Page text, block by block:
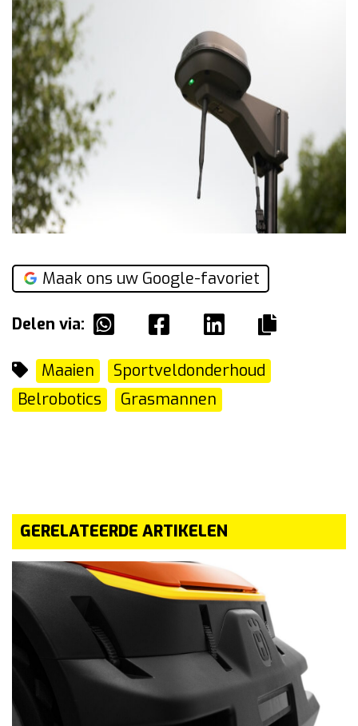
Maak ons uw Google-favoriet
Delen via:
Maaien
Sportveldonderhoud
Belrobotics
Grasmannen
GERELATEERDE ARTIKELEN